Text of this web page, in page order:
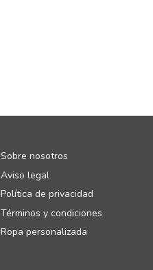
Sobre nosotros
Aviso legal
Política de privacidad
Términos y condiciones
Ropa personalizada